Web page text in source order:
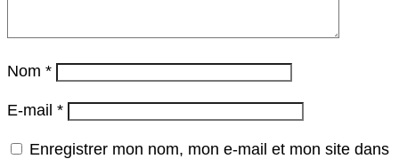
Nom *
E-mail *
Enregistrer mon nom, mon e-mail et mon site dans